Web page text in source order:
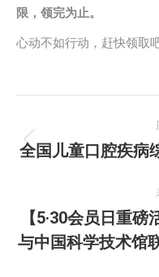
限，领完为止。
心动不如行动，赶快领取
章
航
全国儿童口腔疾病
【5·30会员日重
与中国科学技术馆